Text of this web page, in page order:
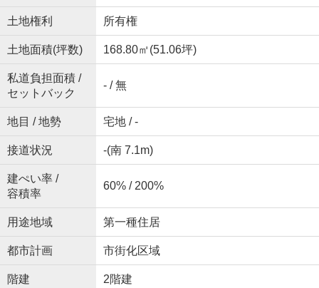
土地権利 所有権
土地面積(坪数) 168.80㎡(51.06坪)
私道負担面積 /
セットバック
- / 無
地目 / 地勢 宅地 / -
接道状況 -(南 7.1m)
建ぺい率 /
容積率
60% / 200%
用途地域 第一種住居
都市計画 市街化区域
階建 2階建